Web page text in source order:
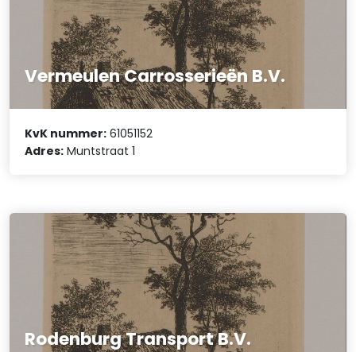
Vermeulen Carrosserieën B.V.
KvK nummer: 61051152
Adres: Muntstraat 1
Rodenburg Transport B.V.